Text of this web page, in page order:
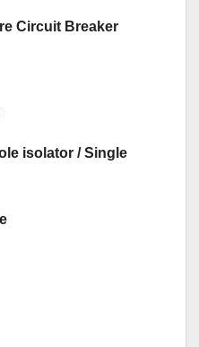
Circuit Breaker
isolator / Single